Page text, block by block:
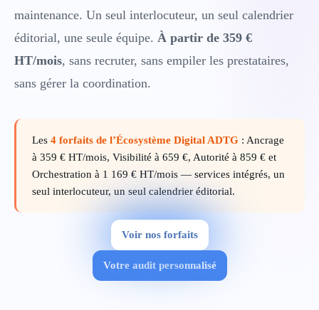
maintenance. Un seul interlocuteur, un seul calendrier
éditorial, une seule équipe. À partir de 359 €
HT/mois, sans recruter, sans empiler les prestataires,
sans gérer la coordination.
Les 4 forfaits de l’Écosystème Digital ADTG : Ancrage
à 359 € HT/mois, Visibilité à 659 €, Autorité à 859 € et
Orchestration à 1 169 € HT/mois — services intégrés, un
seul interlocuteur, un seul calendrier éditorial.
Voir nos forfaits
Votre audit personnalisé